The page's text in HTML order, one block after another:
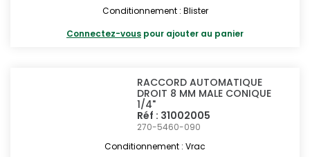
Conditionnement : Blister
Connectez-vous pour ajouter au panier
RACCORD AUTOMATIQUE
DROIT 8 MM MALE CONIQUE
1/4"
Réf : 31002005
270-5460-090
Conditionnement : Vrac